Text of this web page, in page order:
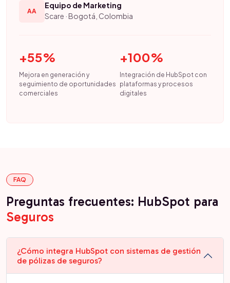
AA
Equipo de Marketing
Scare · Bogotá, Colombia
+55%
Mejora en generación y
seguimiento de oportunidades
comerciales
+100%
Integración de HubSpot con
plataformas y procesos
digitales
FAQ
Preguntas frecuentes: HubSpot para
Seguros
¿Cómo integra HubSpot con sistemas de gestión
de pólizas de seguros?